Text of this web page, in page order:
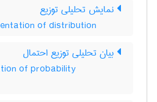
نمایش تحلیلی توزیع
of distribution
بیان تحلیلی توزیع احتمال
of probability